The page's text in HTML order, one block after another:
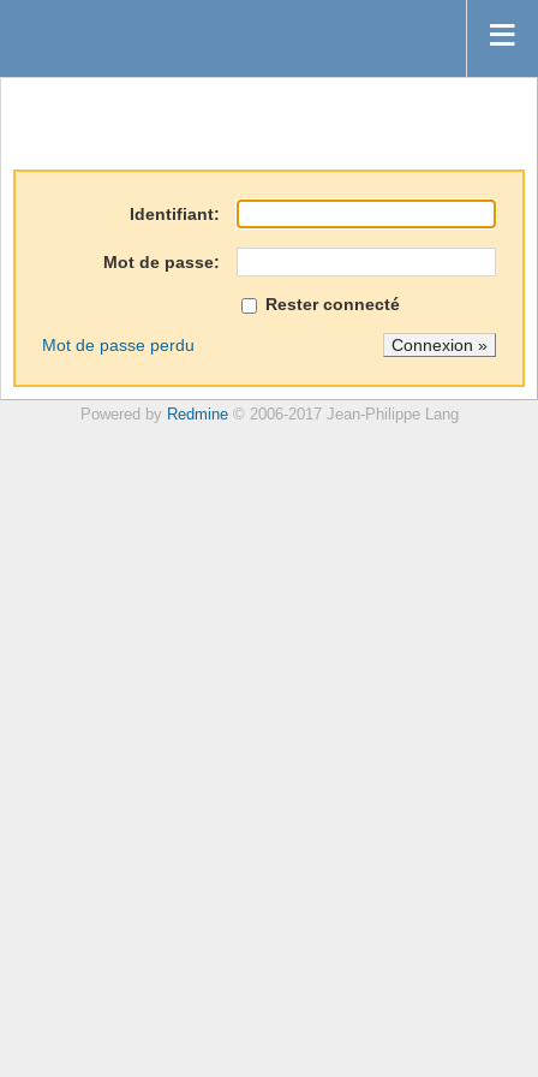
Identifiant:
Mot de passe:
Rester connecté
Mot de passe perdu
Powered by Redmine© 2006-2017 Jean-Philippe Lang